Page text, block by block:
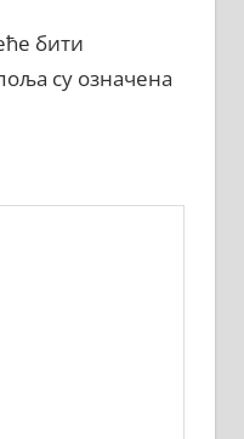
бити
су означена